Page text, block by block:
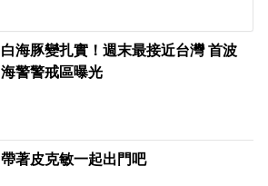
白海豚變扎實！週末最接近台灣 首波
海警警戒區曝光
帶著皮克敏一起出門吧